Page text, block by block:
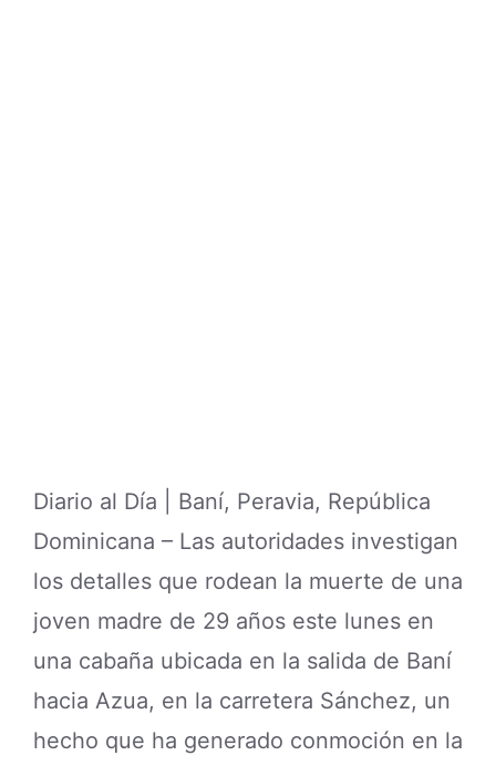
Diario al Día | Baní, Peravia, República
Dominicana – Las autoridades investigan
los detalles que rodean la muerte de una
joven madre de 29 años este lunes en
una cabaña ubicada en la salida de Baní
hacia Azua, en la carretera Sánchez, un
hecho que ha generado conmoción en la